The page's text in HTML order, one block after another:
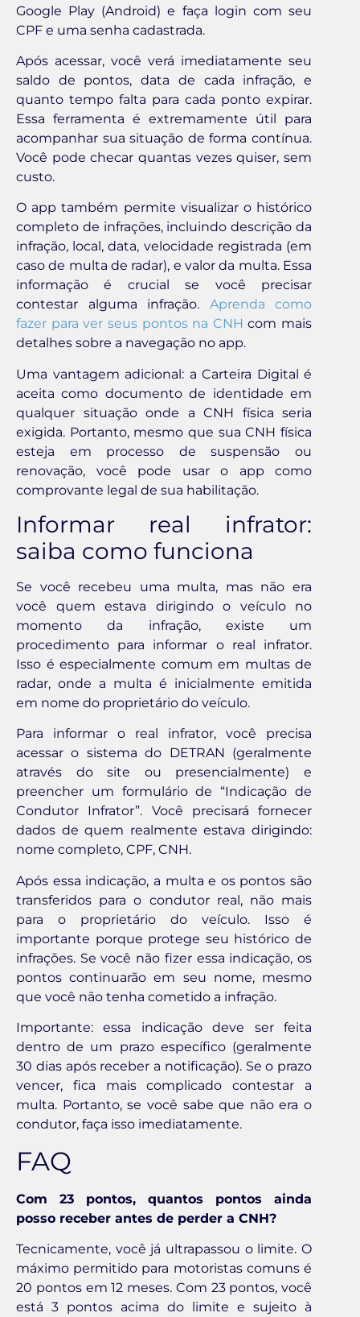
Google Play (Android) e faça login com seu
CPF e uma senha cadastrada.
Após acessar, você verá imediatamente seu
saldo de pontos, data de cada infração, e
quanto tempo falta para cada ponto expirar.
Essa ferramenta é extremamente útil para
acompanhar sua situação de forma contínua.
Você pode checar quantas vezes quiser, sem
custo.
O app também permite visualizar o histórico
completo de infrações, incluindo descrição da
infração, local, data, velocidade registrada (em
caso de multa de radar), e valor da multa. Essa
informação é crucial se você precisar
contestar alguma infração. Aprenda como
fazer para ver seus pontos na CNH com mais
detalhes sobre a navegação no app.
Uma vantagem adicional: a Carteira Digital é
aceita como documento de identidade em
qualquer situação onde a CNH física seria
exigida. Portanto, mesmo que sua CNH física
esteja em processo de suspensão ou
renovação, você pode usar o app como
comprovante legal de sua habilitação.
Informar real infrator:
saiba como funciona
Se você recebeu uma multa, mas não era
você quem estava dirigindo o veículo no
momento da infração, existe um
procedimento para informar o real infrator.
Isso é especialmente comum em multas de
radar, onde a multa é inicialmente emitida
em nome do proprietário do veículo.
Para informar o real infrator, você precisa
acessar o sistema do DETRAN (geralmente
através do site ou presencialmente) e
preencher um formulário de “Indicação de
Condutor Infrator”. Você precisará fornecer
dados de quem realmente estava dirigindo:
nome completo, CPF, CNH.
Após essa indicação, a multa e os pontos são
transferidos para o condutor real, não mais
para o proprietário do veículo. Isso é
importante porque protege seu histórico de
infrações. Se você não fizer essa indicação, os
pontos continuarão em seu nome, mesmo
que você não tenha cometido a infração.
Importante: essa indicação deve ser feita
dentro de um prazo específico (geralmente
30 dias após receber a notificação). Se o prazo
vencer, fica mais complicado contestar a
multa. Portanto, se você sabe que não era o
condutor, faça isso imediatamente.
FAQ
Com 23 pontos, quantos pontos ainda
posso receber antes de perder a CNH?
Tecnicamente, você já ultrapassou o limite. O
máximo permitido para motoristas comuns é
20 pontos em 12 meses. Com 23 pontos, você
está 3 pontos acima do limite e sujeito à